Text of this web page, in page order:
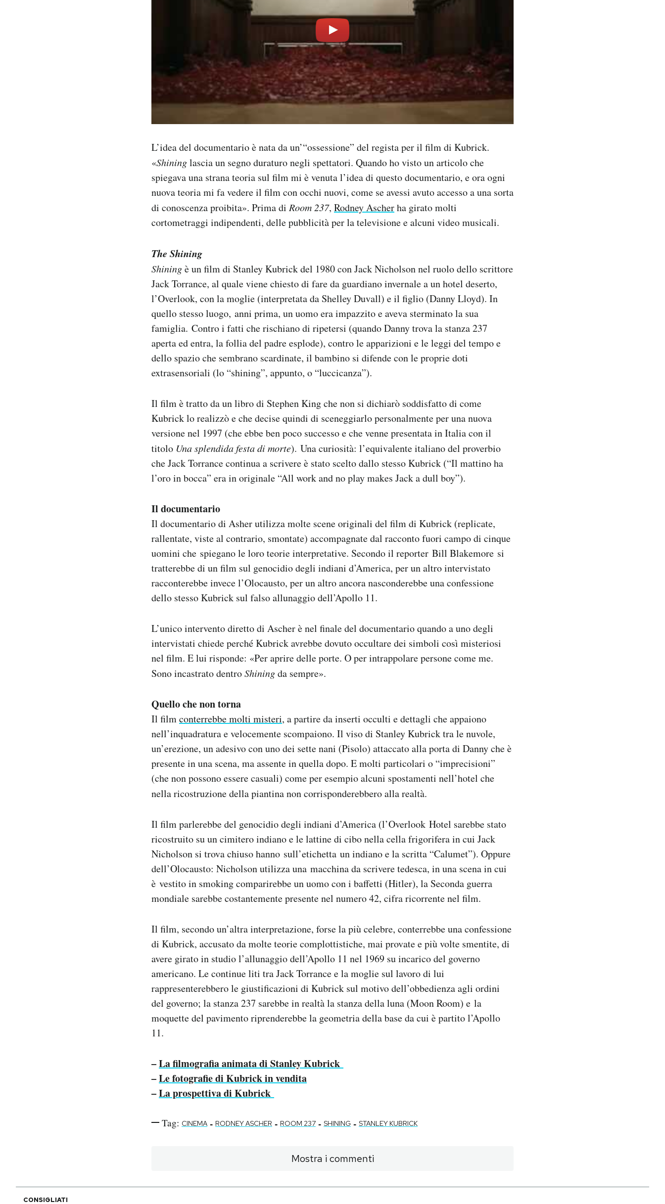
L’idea del documentario è nata da un’“ossessione” del regista per il film di Kubrick.
«Shininglascia un segno duraturo negli spettatori. Quando ho visto un articolo che
spiegava una strana teoria sul film mi è venuta l’idea di questo documentario, e ora ogni
nuova teoria mi fa vedere il film con occhi nuovi, come se avessi avuto accesso a una sorta
di conoscenza proibita». Prima di Room 237, Rodney Ascherha girato molti
cortometraggi indipendenti, delle pubblicità per la televisione e alcuni video musicali.
The Shining
Shiningè un film di Stanley Kubrick del 1980 con Jack Nicholson nel ruolo dello scrittore
Jack Torrance, al quale viene chiesto di fare da guardiano invernale a un hotel deserto,
l’Overlook, con la moglie (interpretata da Shelley Duvall) e il figlio (Danny Lloyd). In
quello stesso luogo, anni prima, un uomo era impazzito e aveva sterminato la sua
famiglia. Contro i fatti che rischiano di ripetersi (quando Danny trova la stanza 237
aperta ed entra, la follia del padre esplode), contro le apparizioni e le leggi del tempo e
dello spazio che sembrano scardinate, il bambino si difende con le proprie doti
extrasensoriali (lo “shining”, appunto, o “luccicanza”).
Il film è tratto da un libro di Stephen King che non si dichiarò soddisfatto di come
Kubrick lo realizzò e che decise quindi di sceneggiarlo personalmente per una nuova
versione nel 1997 (che ebbe ben poco successo e che venne presentata in Italia con il
titolo Una splendida festa di morte). Una curiosità: l’equivalente italiano del proverbio
che Jack Torrance continua a scrivere è stato scelto dallo stesso Kubrick (“Il mattino ha
l’oro in bocca” era in originale “All work and no play makes Jack a dull boy”).
Il documentario
Il documentario di Asher utilizza molte scene originali del film di Kubrick (replicate,
rallentate, viste al contrario, smontate) accompagnate dal racconto fuori campo di cinque
uomini che spiegano le loro teorie interpretative. Secondo il reporter Bill Blakemore si
tratterebbe di un film sul genocidio degli indiani d’America, per un altro intervistato
racconterebbe invece l’Olocausto, per un altro ancora nasconderebbe una confessione
dello stesso Kubrick sul falso allunaggio dell’Apollo 11.
L’unico intervento diretto di Ascher è nel finale del documentario quando a uno degli
intervistati chiede perché Kubrick avrebbe dovuto occultare dei simboli così misteriosi
nel film. E lui risponde: «Per aprire delle porte. O per intrappolare persone come me.
Sono incastrato dentroShiningda sempre».
Quello che non torna
Il filmconterrebbe molti misteri, a partire da inserti occulti e dettagli che appaiono
nell’inquadratura e velocemente scompaiono. Il viso di Stanley Kubrick tra le nuvole,
un’erezione, un adesivo con uno dei sette nani (Pisolo) attaccato alla porta di Danny che è
presente in una scena, ma assente in quella dopo. E molti particolari o “imprecisioni”
(che non possono essere casuali) come per esempio alcuni spostamenti nell’hotel che
nella ricostruzione della piantina non corrisponderebbero alla realtà.
Il film parlerebbe del genocidio degli indiani d’America (l’Overlook Hotel sarebbe stato
ricostruito su un cimitero indiano e le lattine di cibo nella cella frigorifera in cui Jack
Nicholson si trova chiuso hanno sull’etichetta un indiano e la scritta “Calumet”). Oppure
dell’Olocausto: Nicholson utilizza una macchina da scrivere tedesca, in una scena in cui
è vestito in smoking comparirebbe un uomo con i baffetti (Hitler), la Seconda guerra
mondiale sarebbe costantemente presente nel numero 42, cifra ricorrente nel film.
Il film, secondo un’altra interpretazione, forse la più celebre, conterrebbe una confessione
di Kubrick, accusato da molte teorie complottistiche, mai provate e più volte smentite, di
avere girato in studio l’allunaggio dell’Apollo 11 nel 1969 su incarico del governo
americano. Le continue liti tra Jack Torrance e la moglie sul lavoro di lui
rappresenterebbero le giustificazioni di Kubrick sul motivo dell’obbedienza agli ordini
del governo; la stanza 237 sarebbe in realtà la stanza della luna (Moon Room) e la
moquette del pavimento riprenderebbe la geometria della base da cui è partito l’Apollo
11.
–La filmografia animata di Stanley Kubrick
–Le fotografie di Kubrick in vendita
–La prospettiva di Kubrick
Tag: CINEMA - RODNEY ASCHER - ROOM 237 - SHINING - STANLEY KUBRICK
Mostra i commenti
CONSIGLIATI